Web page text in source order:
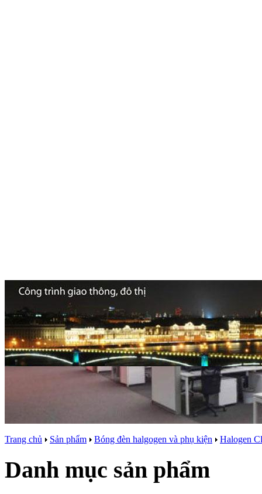
Trang chủ Sản phẩm Bóng đèn halgogen và phụ kiện Halogen
Danh mục sản phẩm